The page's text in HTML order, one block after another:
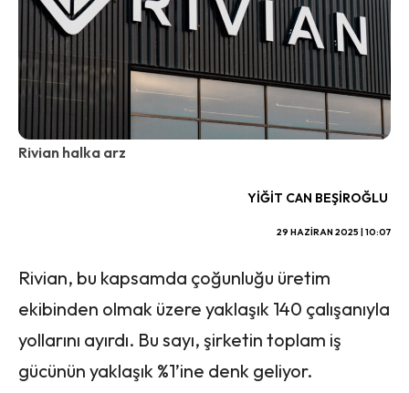
Rivian halka arz
YIĞIT CAN BEŞIROĞLU
29 HAZIRAN 2025 | 10:07
Rivian, bu kapsamda çoğunluğu üretim
ekibinden olmak üzere yaklaşık 140 çalışanıyla
yollarını ayırdı. Bu sayı, şirketin toplam iş
gücünün yaklaşık %1’ine denk geliyor.